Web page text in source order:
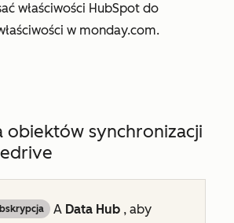
właściwości HubSpot do
w monday.com.
obiektów synchronizacji
A Data Hub , aby